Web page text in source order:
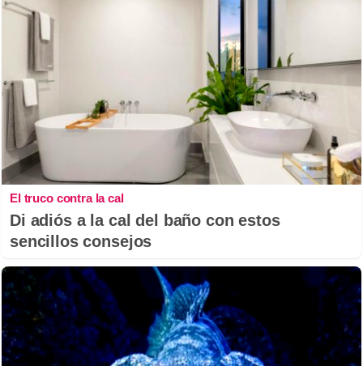
El truco contra la cal
Di adiós a la cal del baño con estos
sencillos consejos